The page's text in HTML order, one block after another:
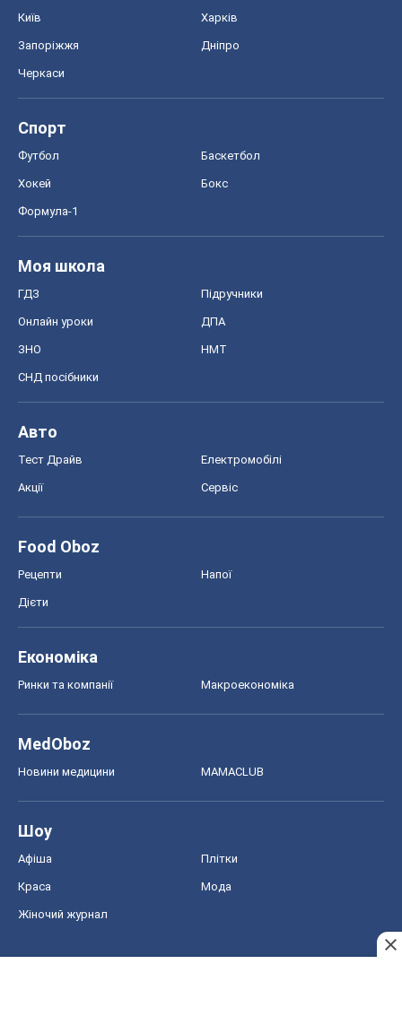
Київ Харків
Запоріжжя Дніпро
Черкаси
Спорт
Футбол Баскетбол
Хокей Бокс
Формула-1
Моя школа
ГДЗ Підручники
Онлайн уроки ДПА
ЗНО НМТ
СНД посібники
Авто
Тест Драйв Електромобілі
Акції Сервіс
Food Oboz
Рецепти Напої
Дієти
Економіка
Ринки та компанії Макроекономіка
MedOboz
Новини медицини MAMACLUB
Шоу
Афіша Плітки
Краса Мода
Жіночий журнал